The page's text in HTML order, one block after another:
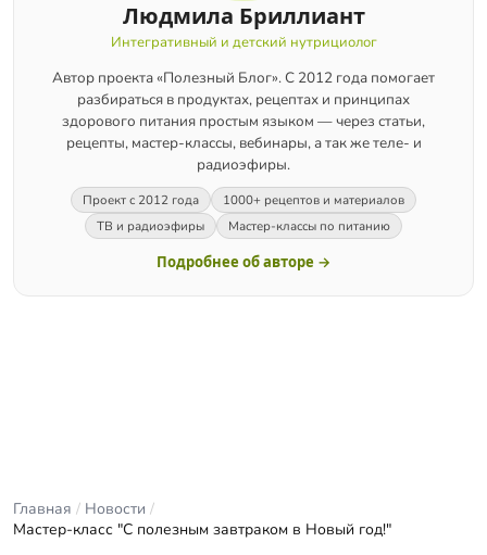
Людмила Бриллиант
Интегративный и детский нутрициолог
Автор проекта «Полезный Блог». С 2012 года помогает
разбираться в продуктах, рецептах и принципах
здорового питания простым языком — через статьи,
рецепты, мастер-классы, вебинары, а так же теле- и
радиоэфиры.
Проект с 2012 года
1000+ рецептов и материалов
ТВ и радиоэфиры
Мастер-классы по питанию
Подробнее об авторе →
Главная / Новости /
Мастер-класс "С полезным завтраком в Новый год!"